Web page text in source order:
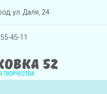
вниз
ул. Даля, 24
45-11